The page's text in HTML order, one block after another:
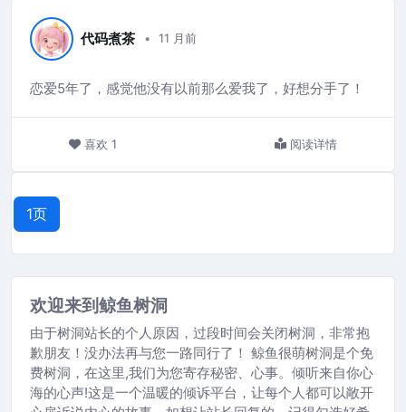
代码煮茶 11 月前
恋爱5年了，感觉他没有以前那么爱我了，好想分手了！
喜欢1 阅读详情
1页
欢迎来到鲸鱼树洞
由于树洞站长的个人原因，过段时间会关闭树洞，非常抱
歉朋友！没办法再与您一路同行了！ 鲸鱼很萌树洞是个免
费树洞，在这里,我们为您寄存秘密、心事。倾听来自你心
海的心声!这是一个温暖的倾诉平台，让每个人都可以敞开